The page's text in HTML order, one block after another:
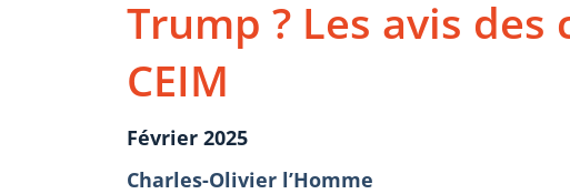
Trump ? Les avis des
CEIM
Février 2025
Charles-Olivier l’Homme